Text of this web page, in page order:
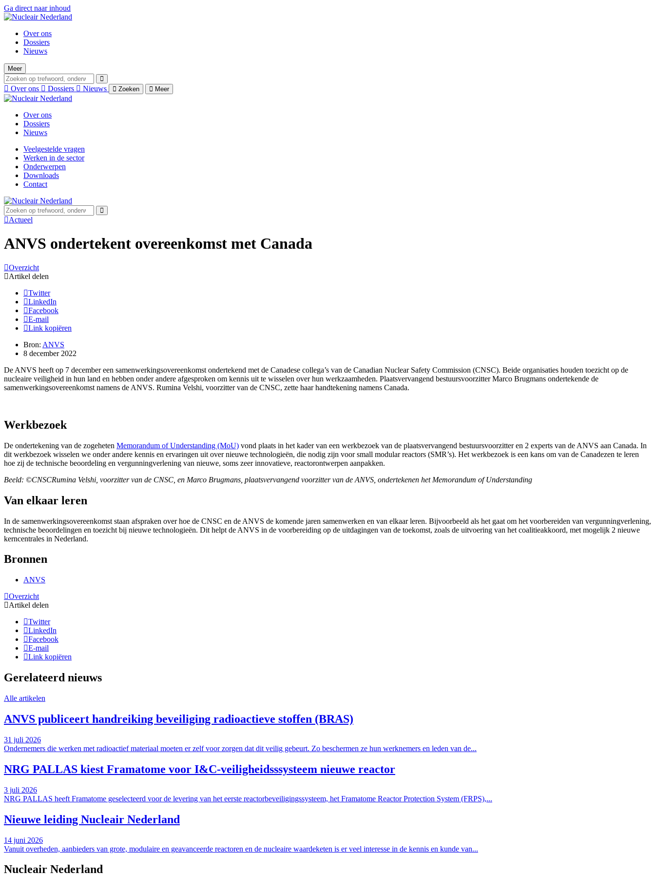
Ga direct naar inhoud
Over ons
Dossiers
Nieuws
Meer
Over ons Dossiers Nieuws Zoeken Meer
Over ons
Dossiers
Nieuws
Veelgestelde vragen
Werken in de sector
Onderwerpen
Downloads
Contact
Actueel
ANVS ondertekent overeenkomst met Canada
Overzicht
Artikel delen
Twitter
LinkedIn
Facebook
E-mail
Link kopiëren
Bron: ANVS
8 december 2022
De ANVS heeft op 7 december een samenwerkingsovereenkomst ondertekend met de Canadese collega’s van de Canadian Nuclear Safety Commission (CNSC). Beide organisaties houden toezicht op de
nucleaire veiligheid in hun land en hebben onder andere afgesproken om kennis uit te wisselen over hun werkzaamheden. Plaatsvervangend bestuursvoorzitter Marco Brugmans ondertekende de
samenwerkingsovereenkomst namens de ANVS. Rumina Velshi, voorzitter van de CNSC, zette haar handtekening namens Canada.
Werkbezoek
De ondertekening van de zogeheten Memorandum of Understanding (MoU) vond plaats in het kader van een werkbezoek van de plaatsvervangend bestuursvoorzitter en 2 experts van de ANVS aan Canada. In
dit werkbezoek wisselen we onder andere kennis en ervaringen uit over nieuwe technologieën, die nodig zijn voor small modular reactors (SMR’s). Het werkbezoek is een kans om van de Canadezen te leren
hoe zij de technische beoordeling en vergunningverlening van nieuwe, soms zeer innovatieve, reactorontwerpen aanpakken.
Beeld: ©CNSCRumina Velshi, voorzitter van de CNSC, en Marco Brugmans, plaatsvervangend voorzitter van de ANVS, ondertekenen het Memorandum of Understanding
Van elkaar leren
In de samenwerkingsovereenkomst staan afspraken over hoe de CNSC en de ANVS de komende jaren samenwerken en van elkaar leren. Bijvoorbeeld als het gaat om het voorbereiden van vergunningverlening,
technische beoordelingen en toezicht bij nieuwe technologieën. Dit helpt de ANVS in de voorbereiding op de uitdagingen van de toekomst, zoals de uitvoering van het coalitieakkoord, met mogelijk 2 nieuwe
kerncentrales in Nederland.
Bronnen
ANVS
Overzicht
Artikel delen
Twitter
LinkedIn
Facebook
E-mail
Link kopiëren
Gerelateerd nieuws
Alle artikelen
ANVS publiceert handreiking beveiliging radioactieve stoffen (BRAS)
31 juli 2026
Ondernemers die werken met radioactief materiaal moeten er zelf voor zorgen dat dit veilig gebeurt. Zo beschermen ze hun werknemers en leden van de...
NRG PALLAS kiest Framatome voor I&C-veiligheidsssysteem nieuwe reactor
3 juli 2026
NRG PALLAS heeft Framatome geselecteerd voor de levering van het eerste reactorbeveiligingssysteem, het Framatome Reactor Protection System (FRPS),...
Nieuwe leiding Nucleair Nederland
14 juni 2026
Vanuit overheden, aanbieders van grote, modulaire en geavanceerde reactoren en de nucleaire waardeketen is er veel interesse in de kennis en kunde van...
Nucleair Nederland